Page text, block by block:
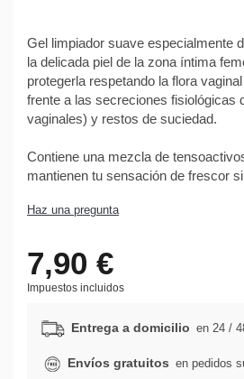
Gel limpiador suave especialmente
la delicada piel de la zona íntima
protegerla respetando la flora
frente a las secreciones fisiológicas
vaginales) y restos de suciedad.
Contiene una mezcla de
mantienen tu sensación de frescor
Haz una pregunta
7,90 €
Impuestos incluidos
Entrega a domicilio en 24 /
Envíos gratuitos en pedidos